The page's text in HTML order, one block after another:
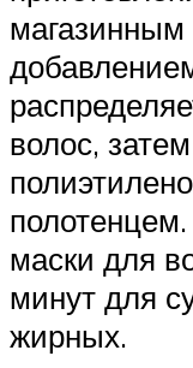
магазинным
волос,
маски для
минут для
жирных.